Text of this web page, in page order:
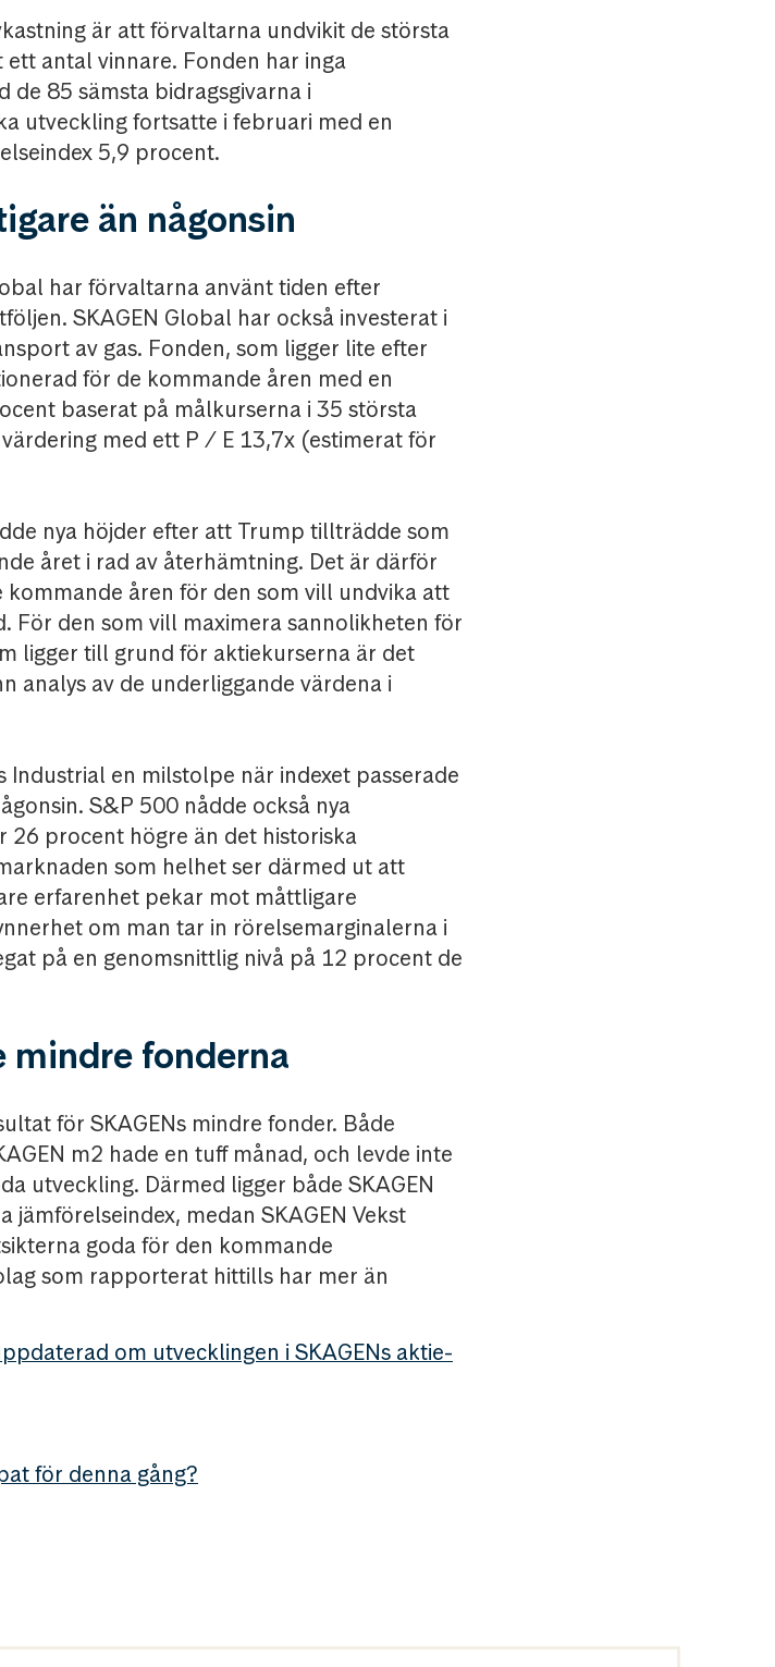
är att förvaltarna undvikit de största
antal vinnare. Fonden har inga
de 85 sämsta bidragsgivarna i
utveckling fortsatte i februari med en
5,9 procent.
än någonsin
har förvaltarna använt tiden efter
SKAGEN Global har också investerat i
av gas. Fonden, som ligger lite efter
för de kommande åren med en
baserat på målkurserna i 35 största
med ett P / E 13,7x (estimerat för
nya höjder efter att Trump tillträdde som
året i rad av återhämtning. Det är därför
åren för den som vill undvika att
För den som vill maximera sannolikheten för
ligger till grund för aktiekurserna är det
analys av de underliggande värdena i
Industrial en milstolpe när indexet passerade
S&P 500 nådde också nya
26 procent högre än det historiska
som helhet ser därmed ut att
erfarenhet pekar mot måttligare
om man tar in rörelsemarginalerna i
på en genomsnittlig nivå på 12 procent de
mindre fonderna
för SKAGENs mindre fonder. Både
m2 hade en tuff månad, och levde inte
utveckling. Därmed ligger både SKAGEN
jämförelseindex, medan SKAGEN Vekst
goda för den kommande
som rapporterat hittills har mer än
om utvecklingen i SKAGENs aktie-
för denna gång?